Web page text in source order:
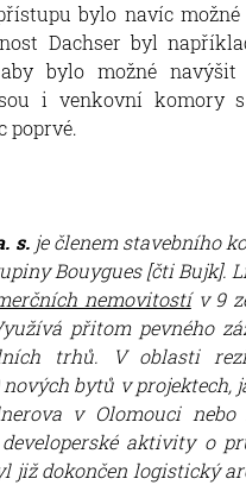
bylo navíc
Dachser byl
bylo možné
i venkovní komory
poprvé.
s. je členem stavebního
Bouygues [čti Bujk].
nemovitostív 9
přitom pevného
trhů. V oblasti
bytů v projektech,
v Olomouci
aktivity o
již dokončen logistický